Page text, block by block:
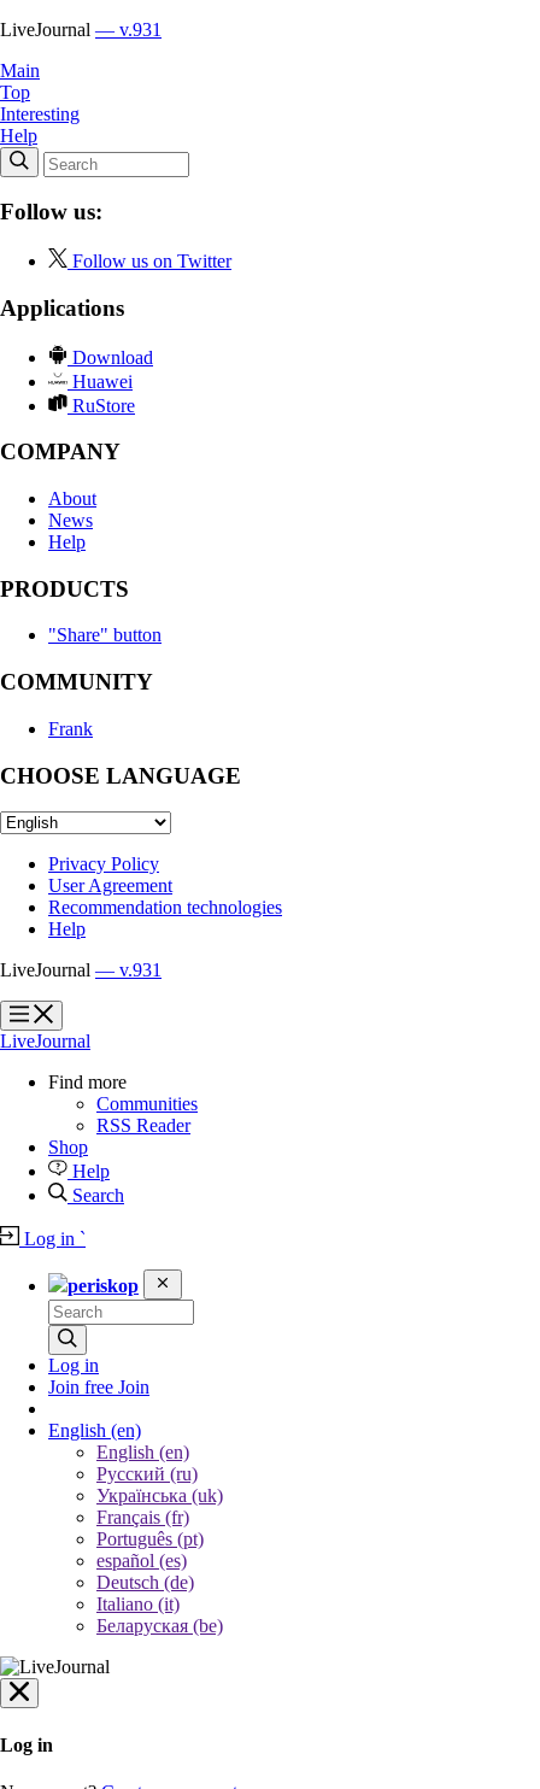
LiveJournal — v.931
Main
Top
Interesting
Help
Follow us:
Follow us on Twitter
Applications
Download
Huawei
RuStore
COMPANY
About
News
Help
PRODUCTS
"Share" button
COMMUNITY
Frank
CHOOSE LANGUAGE
Privacy Policy
User Agreement
Recommendation technologies
Help
LiveJournal — v.931
?
?
LiveJournal
Find more
Communities
RSS Reader
Shop
Help
Search
Log in `
periskop
Log in
Join free Join
English (en)
English (en)
Русский (ru)
Українська (uk)
Français (fr)
Português (pt)
español (es)
Deutsch (de)
Italiano (it)
Беларуская (be)
Log in